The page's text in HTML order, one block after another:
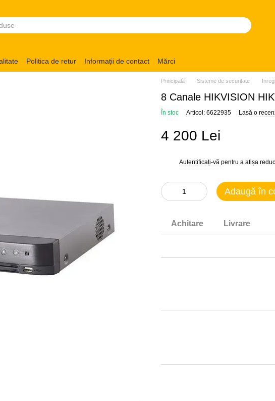
Politica de retur Informații de contact Mărci
Principală Sisteme de securitate
8 Canale HIKVISION
În stoc Articol: 6622935 Lasă o
4 200 Lei
Autentificați-vă pentru a afișa
Adaugă în
Achitare Livrare